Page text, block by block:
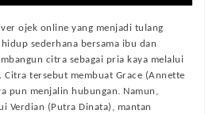
ojek online yang menjadi tulang
sederhana bersama ibu dan
citra sebagai pria kaya melalui
tersebut membuat Grace (Annette
pun menjalin hubungan. Namun,
Verdian (Putra Dinata), mantan